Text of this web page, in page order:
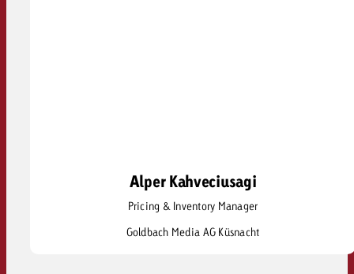
Alper Kahveciusagi
Pricing & Inventory Manager
Goldbach Media AG Küsnacht
Alper Kahveciusagi
alper.kahveciusagi@goldbach.com